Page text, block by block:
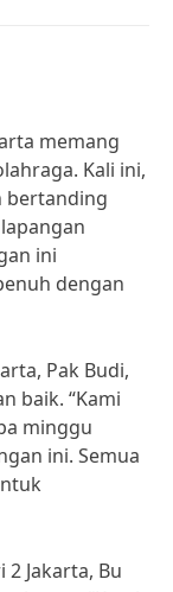
memang
Kali ini,
bertanding
ini
dengan
Pak Budi,
baik. “Kami
minggu
ini. Semua
Jakarta, Bu